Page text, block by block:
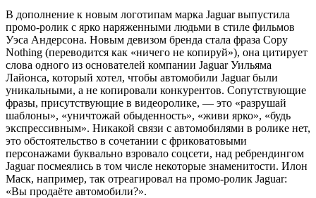
В дополнение к новым логотипам марка Jaguar выпустила
промо-ролик с ярко наряженными людьми в стиле фильмов
Уэса Андерсона. Новым девизом бренда стала фраза Copy
Nothing (переводится как «ничего не копируй»), она цитирует
слова одного из основателей компании Jaguar Уильяма
Лайонса, который хотел, чтобы автомобили Jaguar были
уникальными, а не копировали конкурентов. Сопутствующие
фразы, присутствующие в видеоролике, — это «разрушай
шаблоны», «уничтожай обыденность», «живи ярко», «будь
экспрессивным». Никакой связи с автомобилями в ролике нет,
это обстоятельство в сочетании с фриковатовыми
персонажами буквально взровало соцсети, над ребрендингом
Jaguar посмеялись в том числе некоторые знаменитости. Илон
Маск, например, так отреагировал на промо-ролик Jaguar:
«Вы продаёте автомобили?».